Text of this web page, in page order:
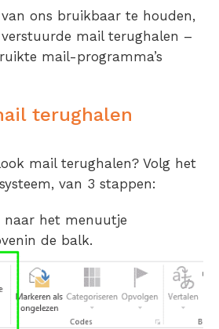
ons bruikbaar te houden,
mail terughalen –
mail-programma’s
terughalen
mail terughalen? Volg het
van 3 stappen:
naar het menuutje
de balk.